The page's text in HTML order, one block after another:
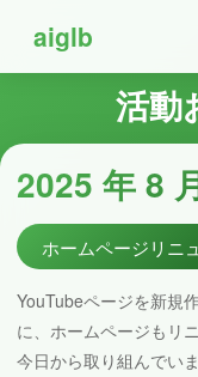
aiglb
活動
2025 年 8
ホームページリニ
YouTubeページを新規
に、ホームページもリ
今日から取り組んでいま